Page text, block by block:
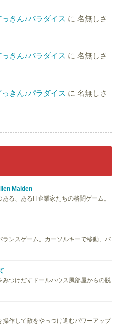
きん♪パラダイス に 名無しさ
きん♪パラダイス に 名無しさ
きん♪パラダイス に 名無しさ
Maiden
る、あるIT企業家たちの格闘ゲーム。
ランスゲーム。カーソルキーで移動、バ
みつけだすドールハウス風部屋からの脱
操作して敵をやっつけ進むパワーアップ